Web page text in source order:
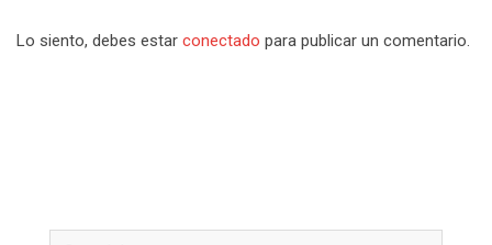
Lo siento, debes estar conectado para publicar un comentario.